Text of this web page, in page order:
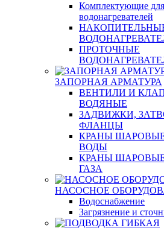
Комплектующие для
водонагревателей
ПРОТОЧНЫЕ
ЗАПОРНАЯ АРМАТУРА
ВЕНТИЛИ И
ВОДЯНЫЕ
ЗАДВИЖКИ,
ФЛАНЦЫ
КРАНЫ
ВОДЫ
КРАНЫ
ГАЗА
НАСОСНОЕ
Водоснабжение
Загрязнение и